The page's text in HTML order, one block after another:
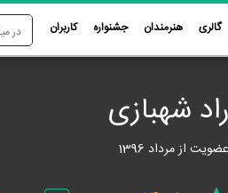
گالری هنرمندان جشنواره کاربران
راد شهبازی
عضویت از مرداد 1396